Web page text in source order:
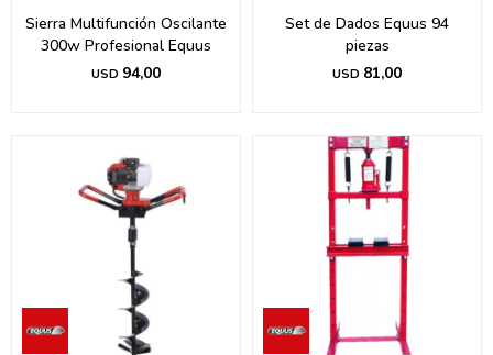
Sierra Multifunción Oscilante
300w Profesional Equus
USD 94,00
Set de Dados Equus 94
piezas
USD 81,00